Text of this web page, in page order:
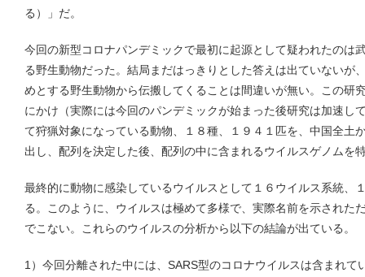
る）」だ。
今回の新型コロナパンデミックで最初に起源として疑われたのは
る野生動物だった。結局まだはっきりとした答えは出ていないが
めとする野生動物から伝搬してくることは間違いが無い。この研
にかけ（実際には今回のパンデミックが始まった後研究は加速し
て狩猟対象になっている動物、１８種、１９４１匹を、中国全土
出し、配列を決定した後、配列の中に含まれるウイルスゲノムを
最終的に動物に感染しているウイルスとして１６ウイルス系統、
る。このように、ウイルスは極めて多様で、実際名前を示された
でこない。これらのウイルスの分析から以下の結論が出ている。
1）今回分離された中には、SARS型のコロナウイルスは含まれて